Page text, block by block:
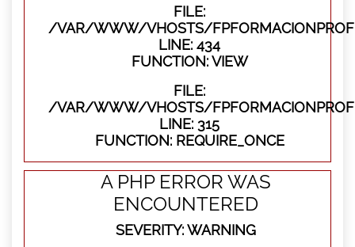
FILE:
/VAR/WWW/VHOSTS/
LINE: 434
FUNCTION: VIEW
FILE:
/VAR/WWW/VHOSTS/
LINE: 315
FUNCTION: REQUIRE_ONCE
A PHP ERROR WAS
ENCOUNTERED
SEVERITY: WARNING